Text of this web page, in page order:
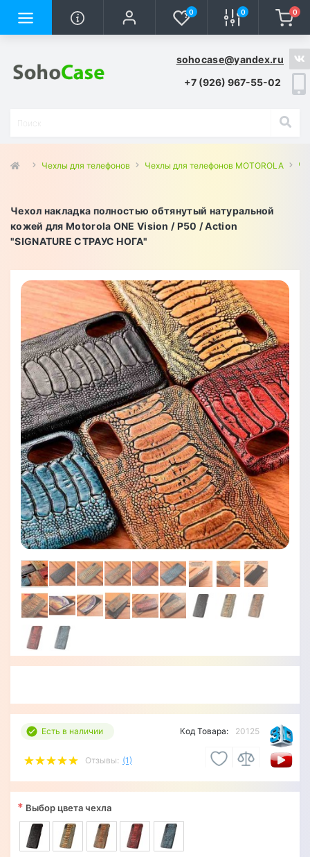
0 0 0
sohocase@yandex.ru
+7 (926) 967-55-02
Чехлы для телефонов Чехлы для телефонов MOTOROLA
Чехол накладка полностью обтянутый натуральной
кожей для Motorola ONE Vision / P50 / Action
"SIGNATURE СТРАУС НОГА"
Есть в наличии
Отзывы: (1)
Код Товара: 20125
* Выбор цвета чехла